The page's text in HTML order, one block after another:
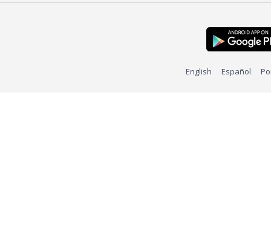
English Español